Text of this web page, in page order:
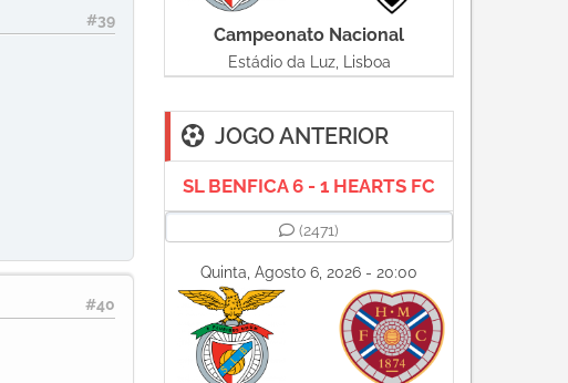
#39
#40
Campeonato Nacional
Estádio da Luz, Lisboa
JOGO ANTERIOR
SL BENFICA 6 - 1 HEARTS FC
(2471)
Quinta, Agosto 6, 2026 - 20:00